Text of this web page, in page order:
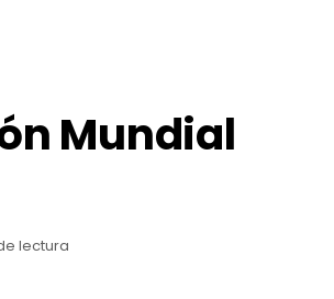
Mundial
lectura